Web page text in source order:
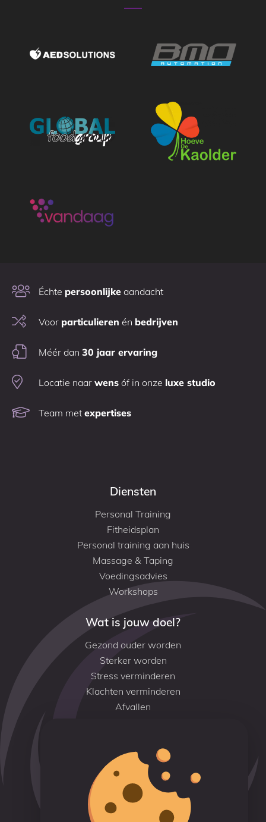
Échte persoonlijke aandacht
Voor particulieren én bedrijven
Méér dan 30 jaar ervaring
Locatie naar wens óf in onze luxe studio
Team met expertises
Diensten
Personal Training
Fitheidsplan
Personal training aan huis
Massage & Taping
Voedingsadvies
Workshops
Wat is jouw doel?
Gezond ouder worden
Sterker worden
Stress verminderen
Klachten verminderen
Afvallen
Hoofdlocatie
Savornin Lohmanstraat 9
6004 AM Weert
+31 (0)6 46 308 424 (Jean-Paul)